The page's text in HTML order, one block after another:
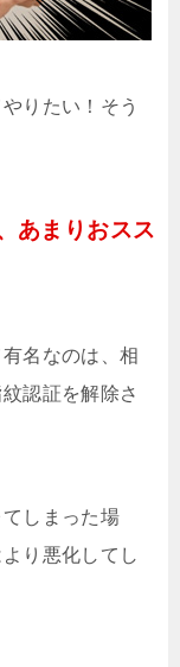
りたい！そう
あまりおスス
名なのは、相
認証を解除さ
しまった場
り悪化してし